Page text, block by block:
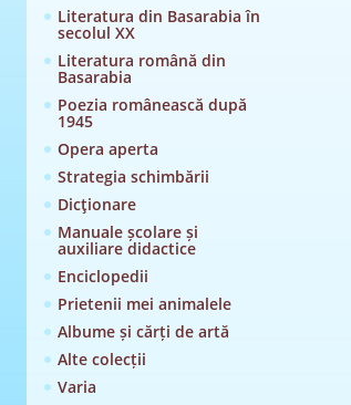
Literatura din Basarabia în
secolul XX
Literatura română din
Basarabia
Poezia românească după
1945
Opera aperta
Strategia schimbării
Dicţionare
Manuale școlare și
auxiliare didactice
Enciclopedii
Prietenii mei animalele
Albume și cărți de artă
Alte colecții
Varia